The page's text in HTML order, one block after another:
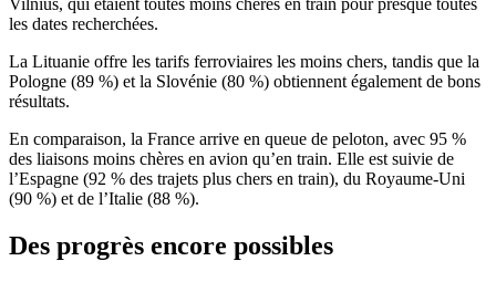
Vilnius, qui étaient toutes moins chères en train pour presque toutes
les dates recherchées.
La Lituanie offre les tarifs ferroviaires les moins chers, tandis que la
Pologne (89 %) et la Slovénie (80 %) obtiennent également de bons
résultats.
En comparaison, la France arrive en queue de peloton, avec 95 %
des liaisons moins chères en avion qu’en train. Elle est suivie de
l’Espagne (92 % des trajets plus chers en train), du Royaume-Uni
(90 %) et de l’Italie (88 %).
Des progrès encore possibles